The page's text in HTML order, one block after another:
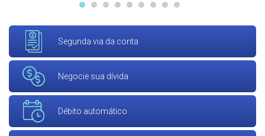
Segunda via da conta
Negocie sua dívida
Débito automático